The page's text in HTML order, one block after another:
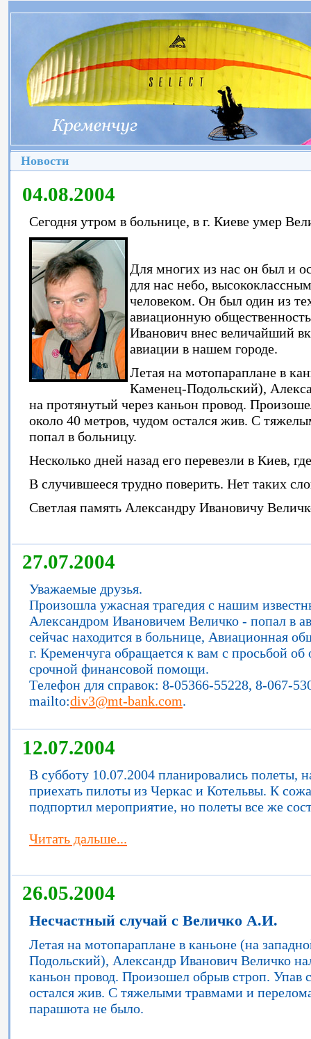
Новости
04.08.2004
Сегодня утром в больнице, в г. Киеве умер
Для многих из нас он был и
для нас небо,
человеком. Он был один из
авиационную
Иванович внес величайший
авиации в нашем городе.
Летая на мотопараплане в
Каменец-Подольский),
на протянутый через каньон провод.
около 40 метров, чудом остался жив. С
попал в больницу.
Несколько дней назад его перевезли в Киев,
В случившееся трудно поверить. Нет таких
Светлая память Александру Ивановичу
27.07.2004
Уважаемые друзья.
Произошла ужасная трагедия с нашим
Александром Ивановичем Величко - попал в
сейчас находится в больнице, Авиационная
г. Кременчуга обращается к вам с просьбой об
срочной финансовой помощи.
Tелефон для справок: 8-05366-55228, 8-067-
mailto:div3@mt-bank.com.
12.07.2004
В субботу 10.07.2004 планировались полеты,
приехать пилоты из Черкас и Котельвы. К
подпортил мероприятие, но полеты все же
Читать дальше...
26.05.2004
Несчастный случай с Величко А.И.
Летая на мотопараплане в каньоне (на
Подольский), Александр Иванович Величко
каньон провод. Произошел обрыв строп. Упав
остался жив. С тяжелыми травмами и
парашюта не было.